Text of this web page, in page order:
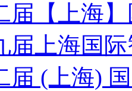
届【上海
届上海国
届 (上海)